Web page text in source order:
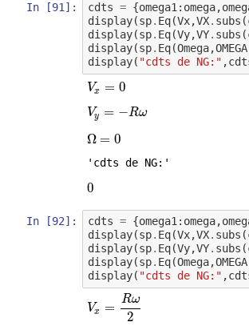
In [91]: cdts = {omega1 : omega,
display(sp. Eq(Vx,VX. subs (
display(sp. Eq(Vy,VY. subs (
display(sp. Eq(Omega,OMEGA
display( "cdts de NG:" ,
Vx = 0
Vx=0
Vy = −Rω
Vy =−Rω
Ω = 0
Ω=0
'cdts de NG:'
0
0
In [92]: cdts = {omega1 : omega,
display(sp. Eq(Vx,VX. subs (
display(sp. Eq(Vy,VY. subs (
display(sp. Eq(Omega,OMEGA
display( "cdts de NG:" ,
Vx =
Rω
2
Vx=Rω2